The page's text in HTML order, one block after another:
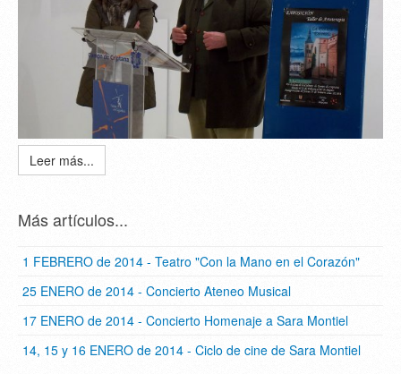
Leer más...
Más artículos...
1 FEBRERO de 2014 - Teatro "Con la Mano en el Corazón"
25 ENERO de 2014 - Concierto Ateneo Musical
17 ENERO de 2014 - Concierto Homenaje a Sara Montiel
14, 15 y 16 ENERO de 2014 - Ciclo de cine de Sara Montiel